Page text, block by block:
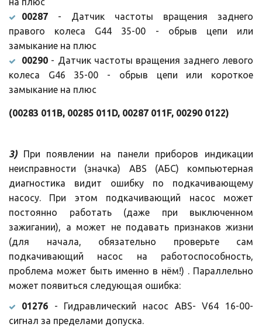
00287 - Датчик частоты вращения заднего
правого колеса G44 35-00 - обрыв цепи или
замыкание на плюс
00290 - Датчик частоты вращения заднего левого
колеса G46 35-00 - обрыв цепи или короткое
замыкание на плюс
(00283 011B, 00285 011D, 00287 011F, 00290 0122)
3)При появлении на панели приборов индикации
неисправности (значка) ABS (АБС) компьютерная
диагностика видит ошибку по подкачивающему
насосу. При этом подкачивающий насос может
постоянно работать (даже при выключенном
зажигании), а может не подавать признаков жизни
(для начала, обязательно проверьте сам
подкачивающий насос на работоспособность,
проблема может быть именно в нём!) . Параллельно
может появиться следующая ошибка:
01276 - Гидравлический насос ABS- V64 16-00-
сигнал за пределами допуска.